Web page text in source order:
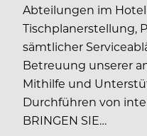
Abteilungen im
Tischplanerstellung,
sämtlicher
Betreuung unserer
Mithilfe und
Durchführen von
BRINGEN SIE…